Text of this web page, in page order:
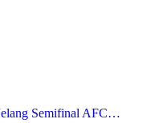
Semifinal AFC…